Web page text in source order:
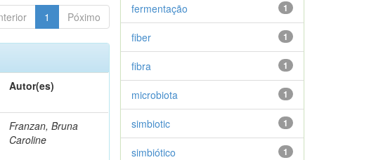
1 Póximo
Autor(es)
Franzan, Bruna
Caroline
1
fermentação
1
fiber
1
fibra
1
microbiota
1
simbiotic
1
simbiótico